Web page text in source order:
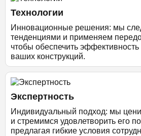
Технологии
Инновационные решения: мы
тенденциями и применяем
чтобы обеспечить
ваших конструкций.
Экспертность
Индивидуальный подход: мы
и стремимся удовлетворить его
предлагая гибкие условия